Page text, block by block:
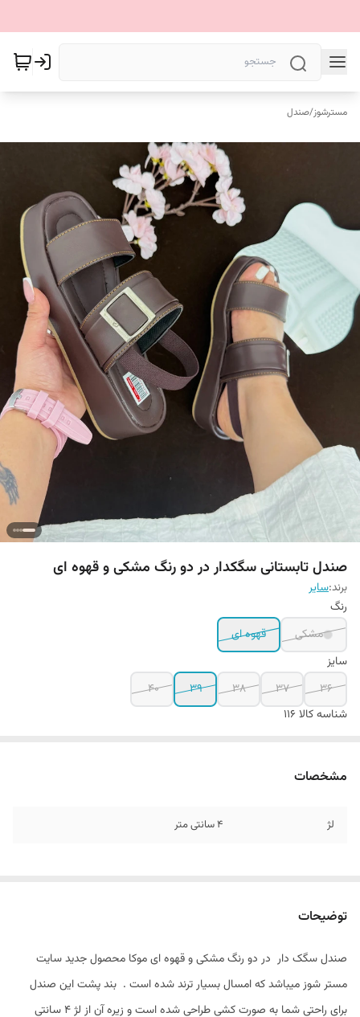
مسترشوز/صندل
صندل تابستانی سگکدار در دو رنگ مشکی و قهوه ای
برند:سایر
رنگ
مشکی
قهوه ای
سایز
36
37
38
39
40
شناسه کالا 116
مشخصات
لژ 4 سانتی متر
توضیحات
صندل سگک دار در دو رنگ مشکی و قهوه ای موکا محصول جدید سایت
مستر شوز میباشد که امسال بسیار ترند شده است . بند پشت این صندل
برای راحتی شما به صورت کشی طراحی شده است و زیره آن از لژ 4 سانتی